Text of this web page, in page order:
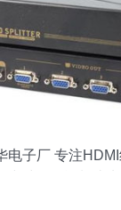
电子厂 专注